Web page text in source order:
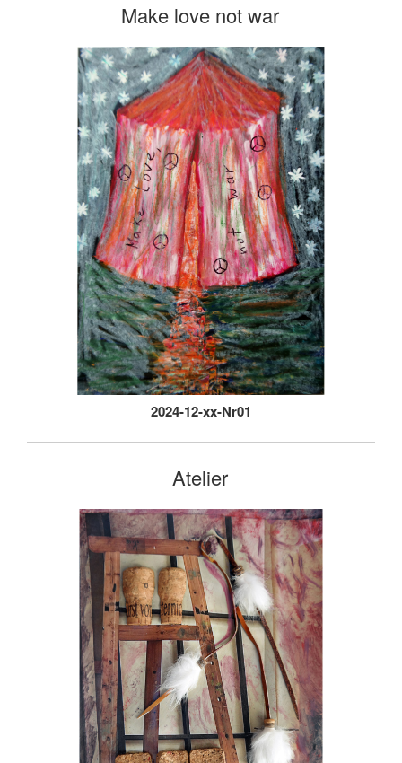
Make love not war
2024-12-xx-Nr01
Atelier